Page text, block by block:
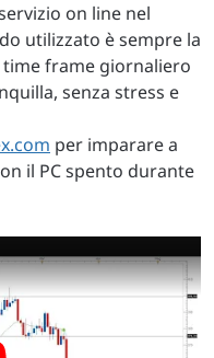
on line nel
utilizzato è sempre la
frame giornaliero
senza stress e
per imparare a
il PC spento durante